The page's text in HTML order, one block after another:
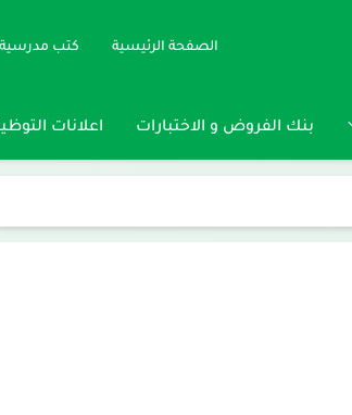
الصفحة الرئيسية كتب مدرسية
بنك الفروض و الاختبارات اعلانات